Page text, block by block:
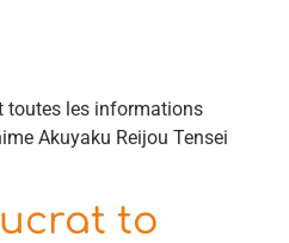
toutes les informations
Akuyaku Reijou Tensei
to